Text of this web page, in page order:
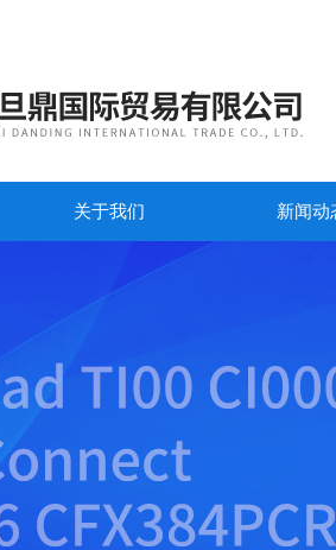
关于我们 新闻动